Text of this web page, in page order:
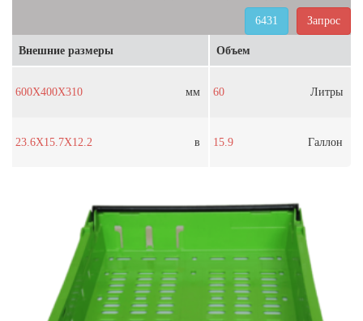
Запрос
6431
Внешние размеры
600X400X310 мм
23.6X15.7X12.2 в
Объем
60 Литры
15.9 Галлон